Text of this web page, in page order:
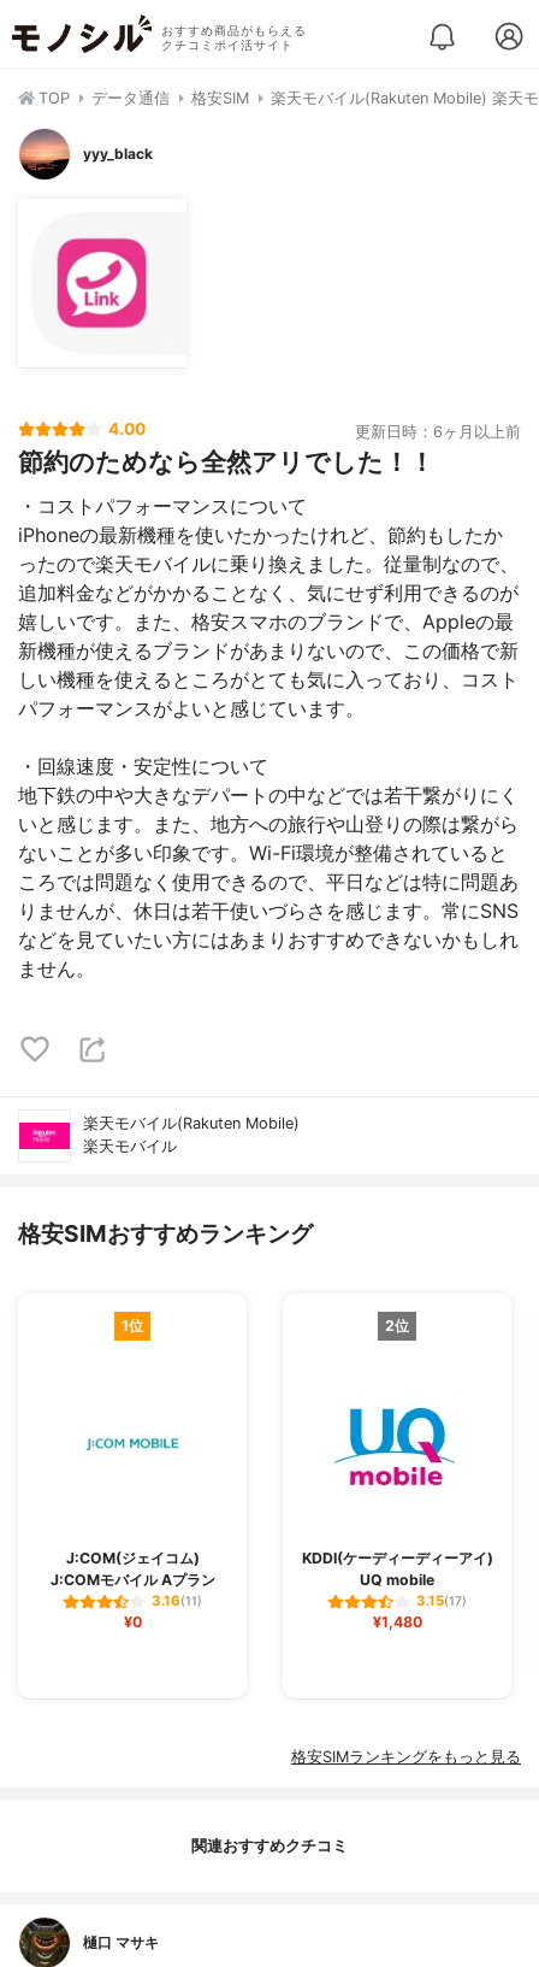
おすすめ商品がもらえる
クチコミポイ活サイト
TOP データ通信 格安SIM 楽天モバイル(Rakuten Mobile) 楽天
yyy_black
4.00 更新日時：6ヶ月以上前
節約のためなら全然アリでした！！
・コストパフォーマンスについて
iPhoneの最新機種を使いたかったけれど、節約もしたか
ったので楽天モバイルに乗り換えました。従量制なので、
追加料金などがかかることなく、気にせず利用できるのが
嬉しいです。また、格安スマホのブランドで、Appleの最
新機種が使えるブランドがあまりないので、この価格で新
しい機種を使えるところがとても気に入っており、コスト
パフォーマンスがよいと感じています。
・回線速度・安定性について
地下鉄の中や大きなデパートの中などでは若干繋がりにく
いと感じます。また、地方への旅行や山登りの際は繋がら
ないことが多い印象です。Wi-Fi環境が整備されていると
ころでは問題なく使用できるので、平日などは特に問題あ
りませんが、休日は若干使いづらさを感じます。常にSNS
などを見ていたい方にはあまりおすすめできないかもしれ
ません。
楽天モバイル(Rakuten Mobile)
楽天モバイル
格安SIMおすすめランキング
1位
J:COM(ジェイコム)
J:COMモバイル Aプラン
3.16(11)
¥0
2位
KDDI(ケーディーディーアイ)
UQ mobile
3.15(17)
¥1,480
格安SIMランキングをもっと見る
関連おすすめクチコミ
樋口 マサキ